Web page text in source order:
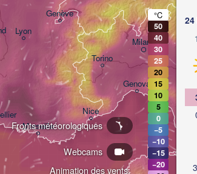
24
Animation des vents:
Webcams
Fronts météorologiques
Milano
Lyon
Marseille
Torino
Genova
Genève
Nice
°C
50
40
30
25
20
15
10
5
0
−5
−10
−15
−20